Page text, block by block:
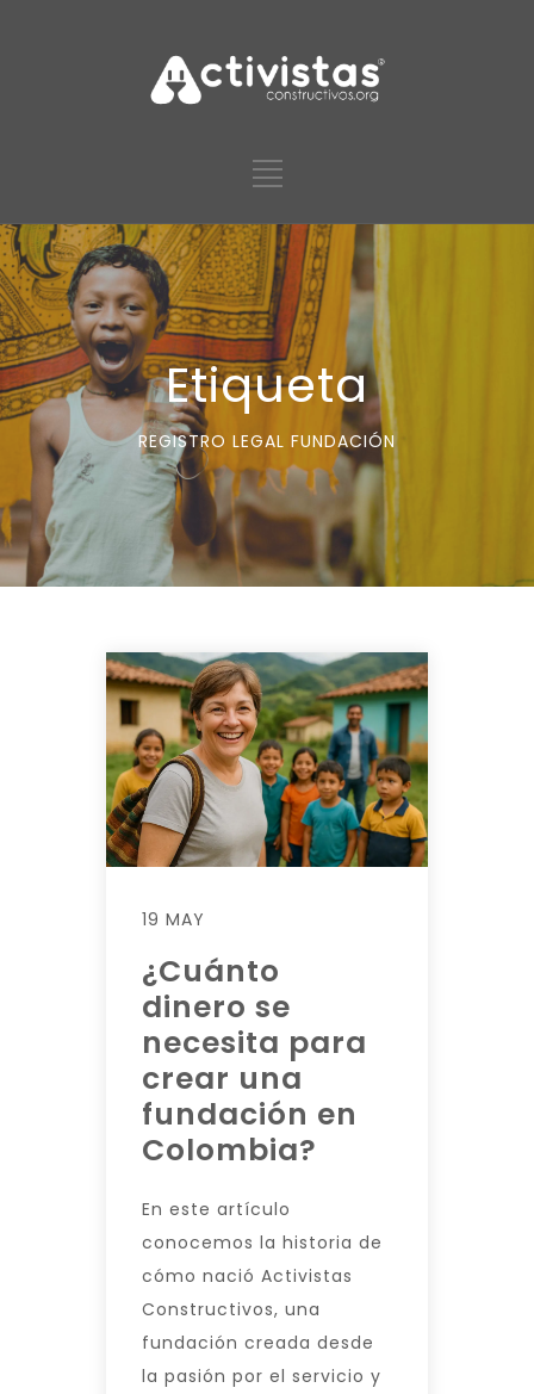
Etiqueta
REGISTRO LEGAL FUNDACIÓN
19 MAY
¿Cuánto
dinero se
necesita para
crear una
fundación en
Colombia?
En este artículo
conocemos la historia de
cómo nació Activistas
Constructivos, una
fundación creada desde
la pasión por el servicio y